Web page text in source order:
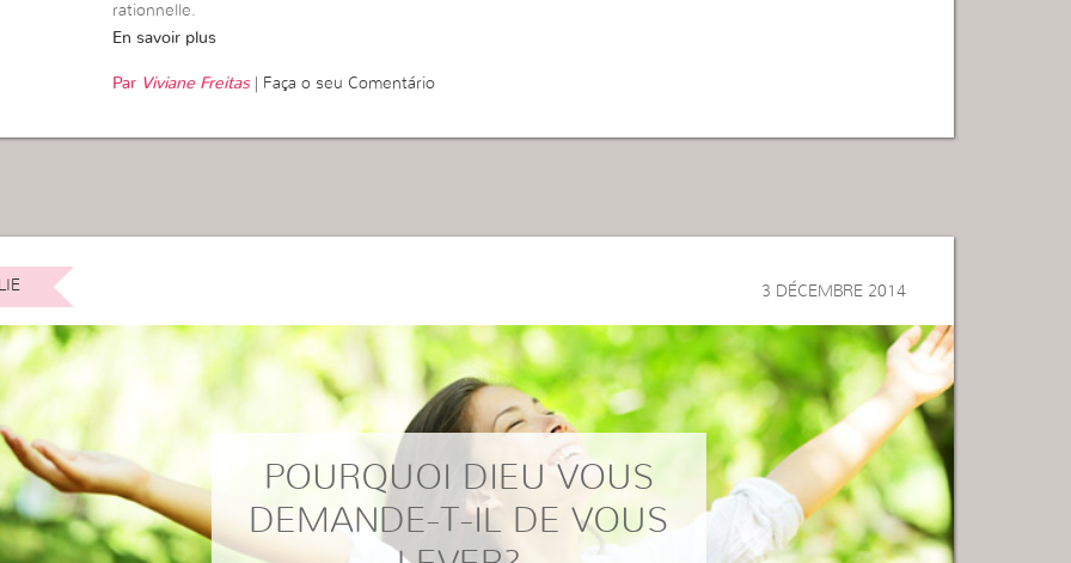
rationnelle.
En savoir plus
Par Viviane Freitas| Faça o seu Comentário
3 DÉCEMBRE 2014
POURQUOI DIEU VOUS
DEMANDE-T-IL DE VOUS